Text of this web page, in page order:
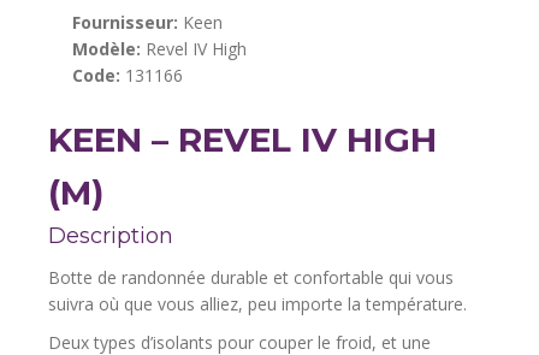
Fournisseur: Keen
Modèle: Revel IV High
Code: 131166
KEEN – REVEL IV HIGH
(M)
Description
Botte de randonnée durable et confortable qui vous
suivra où que vous alliez, peu importe la température.
Deux types d’isolants pour couper le froid, et une